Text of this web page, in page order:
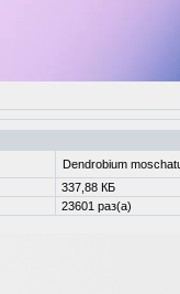
Dendrobium
337,88 КБ
23601 раз(а)